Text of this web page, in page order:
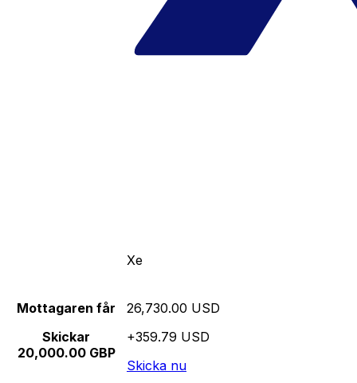
Xe
Mottagaren får
Skickar
20,000.00 GBP
26,730.00 USD
+359.79 USD
Skicka nu